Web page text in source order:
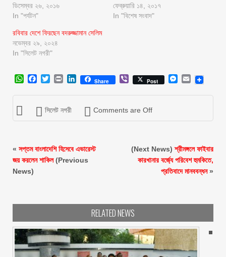
ডিসেম্বর ২৬, ২০১৬
In "পর্যটন"
ফেব্রুয়ারি ১৪, ২০১৭
In "বিশেষ সংবাদ"
রবিবার দেশে ফিরছেন বদরুজ্জামান সেলিম
নভেম্বর ২৯, ২০২৪
In "সিলেট নগরী"
WhatsApp
Facebook
Twitter
Print LinkedIn
Share ViberPost Messenger
Email
সিলেট নগরী Comments are Off
« সপ্তম বাংলাদেশি হিসেবে এভারেস্ট
জয় করলেন শাকিল(Previous
News)
(Next News)শ্রীমঙ্গলে ফাইবার
কারখানার বর্জ্যে পরিবেশ হুমকিতে,
প্রতিবাদে মানববন্ধন»
RELATED NEWS